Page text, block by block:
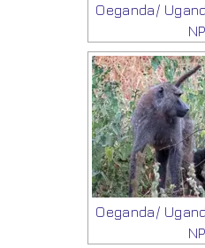
Oeganda/
NP
Oeganda/
NP